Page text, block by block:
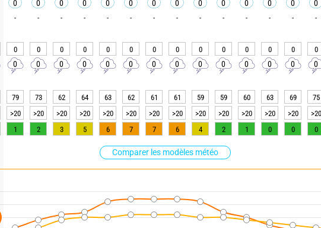
Comparer les modèles météo
0 0 0 0 0 0 0 0 0 0 0 0 0 0
- - - - - - - - - - - - - -
0 0 0 0 0 0 0 0 0 0 0 0 0 0
0 0 0 0 0 0 0 0 0 0 0 0 0 0
79 73 62 64 63 62 61 61 59 59 60 63 69 75
>20 >20 >20 >20 >20 >20 >20 >20 >20 >20 >20 >20 >20 >20
1 2 3 5 6 7 7 6 4 2 1 0 0 0